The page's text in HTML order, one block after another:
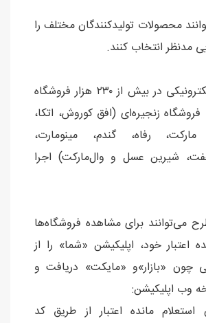
محصولات تولیدکنندگان مختلف را
مدنظر انتخاب کنند.
طرح کالابرگ الکترونیکی در بیش از ۲۳۰ هزار فروشگاه
عمده، خرد و ۱۱ فروشگاه زنجیره‌ای (افق کوروش، اتکا،
رفاه، گندم، مینومارت،
هفت، شیرین عسل و وال‌مارکت) اجرا
می‌توانند برای مشاهده فروشگاه‌ها
اعتبار خود، اپلیکیشن «شما» را از
چون «بازار»و «مایکت» دریافت و
وب اپلیکیشن:
مانده اعتبار از طریق کد